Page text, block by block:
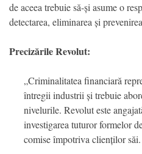
de aceea trebuie să-și asume o
detectarea, eliminarea și
Precizările Revolut:
„Criminalitatea financiară
întregii industrii și trebuie
nivelurile. Revolut este
investigarea tuturor formelor
comise împotriva clienților săi.